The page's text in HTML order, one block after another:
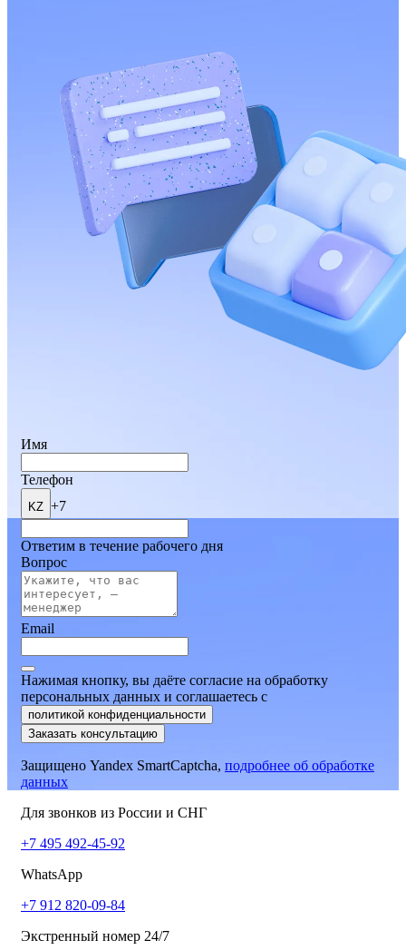
Имя
Телефон
KZ +7
Ответим в течение рабочего дня
Вопрос
Email
Нажимая кнопку, вы даёте согласие на обработку
персональных данных и соглашаетесь c
политикой конфиденциальности
Заказать консультацию
Защищено Yandex SmartCaptcha, подробнее об обработке
данных
Для звонков из России и СНГ
+7 495 492-45-92
WhatsApp
+7 912 820-09-84
Экстренный номер 24/7